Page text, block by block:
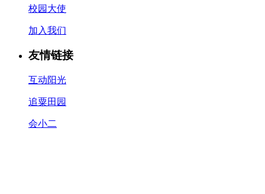
校园大使
加入我们
友情链接
互动阳光
追粟田园
会小二